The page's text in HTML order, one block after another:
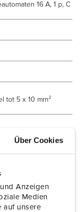
Über Cookies
Anzeigen
Medien
auf unsere
16 A, 1 p, C
tot 5 x 10 mm²